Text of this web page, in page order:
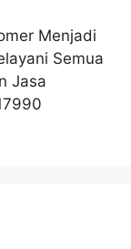
Menjadi
Semua
Jasa